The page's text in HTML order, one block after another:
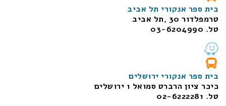
בית ספר אנקורי תל אביב
טרמפלדור 30 ,תל אביב
טל. 03-6204990
בית ספר אנקורי ירושלים
כיכר ציון הרברט סמואל 1
ירושלים
טל. 02-6222281